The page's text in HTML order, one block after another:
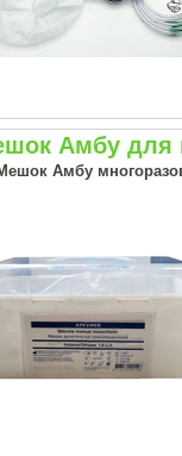
Амбу для
Амбу